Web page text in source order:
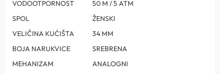
VODOOTPORNOST
50 M / 5 ATM
SPOL
ŽENSKI
VELIČINA KUĆIŠTA
34 MM
BOJA NARUKVICE
SREBRENA
MEHANIZAM
ANALOGNI